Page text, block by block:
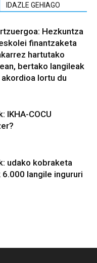
IDAZLE GEHIAGO
Hezkuntza
finantzaketa
hartutako
bertako langileak
lortu du
IKHA-COCU
udako kobraketa
langile ingururi